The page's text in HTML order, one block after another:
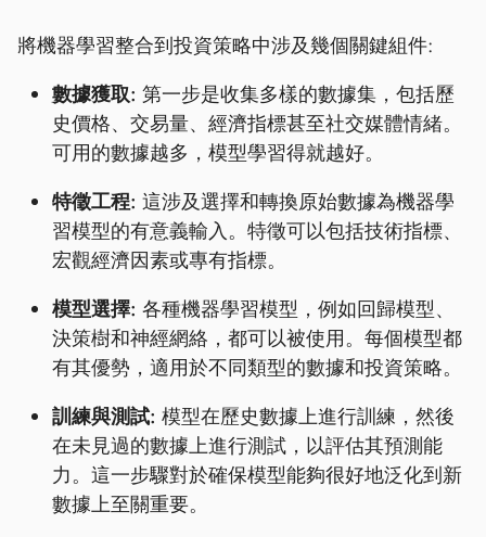
將機器學習整合到投資策略中涉及幾個關鍵組件:
數據獲取: 第一步是收集多樣的數據集，包括歷
史價格、交易量、經濟指標甚至社交媒體情緒。
可用的數據越多，模型學習得就越好。
特徵工程: 這涉及選擇和轉換原始數據為機器學
習模型的有意義輸入。特徵可以包括技術指標、
宏觀經濟因素或專有指標。
模型選擇: 各種機器學習模型，例如回歸模型、
決策樹和神經網絡，都可以被使用。每個模型都
有其優勢，適用於不同類型的數據和投資策略。
訓練與測試: 模型在歷史數據上進行訓練，然後
在未見過的數據上進行測試，以評估其預測能
力。這一步驟對於確保模型能夠很好地泛化到新
數據上至關重要。